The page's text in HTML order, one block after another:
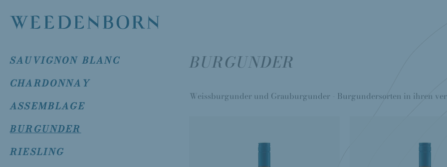
zum
Inhalt
BURGUNDER
Weissburgunder und Grauburgunder - Burgundersorten in ihren
SAUVIGNON BLANC
CHARDONNAY
ASSEMBLAGE
BURGUNDER
RIESLING